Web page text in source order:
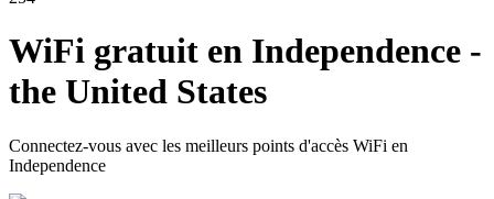
WiFi gratuit en Independence -
the United States
Connectez-vous avec les meilleurs points d'accès WiFi en
Independence